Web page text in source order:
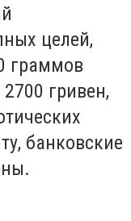
целей,
граммов
гривен,
банковские